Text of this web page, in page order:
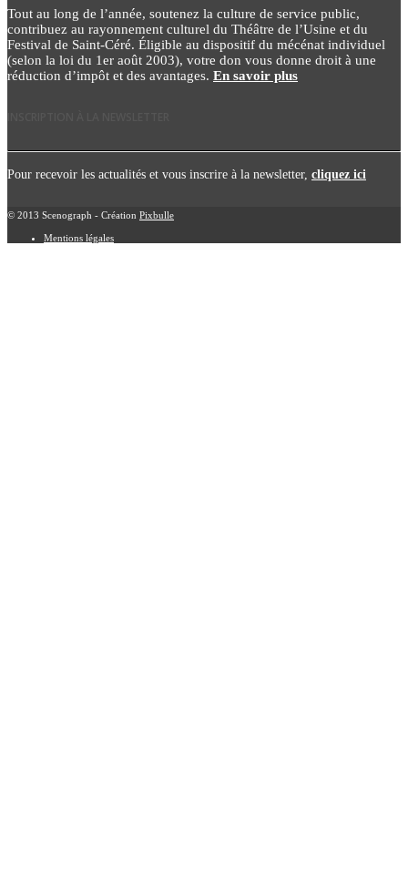
Tout au long de l’année, soutenez la culture de service public,
contribuez au rayonnement culturel du Théâtre de l’Usine et du
Festival de Saint-Céré. Éligible au dispositif du mécénat individuel
(selon la loi du 1er août 2003), votre don vous donne droit à une
réduction d’impôt et des avantages. En savoir plus
Pour recevoir les actualités et vous inscrire à la newsletter, cliquez ici
© 2013 Scenograph - Création Pixbulle
Mentions légales